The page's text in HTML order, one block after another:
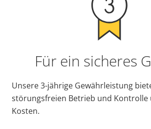
Für ein sicheres
Unsere 3-jährige Gewährleistung
störungsfreien Betrieb und Kontrolle
Kosten.